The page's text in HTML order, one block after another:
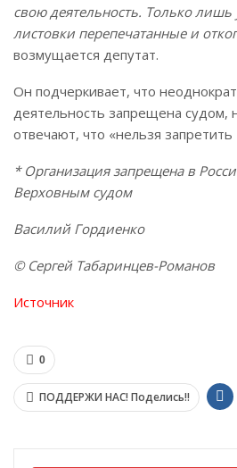
свою деятельность. Только лишь
листовки перепечатанные и
возмущается депутат.
Он подчеркивает, что
деятельность запрещена судом,
отвечают, что «нельзя
* Организация запрещена в
Верховным судом
Василий Гордиенко
© Сергей Табаринцев-Романов
Источник
0
ПОДДЕРЖИ НАС! Поделись!!